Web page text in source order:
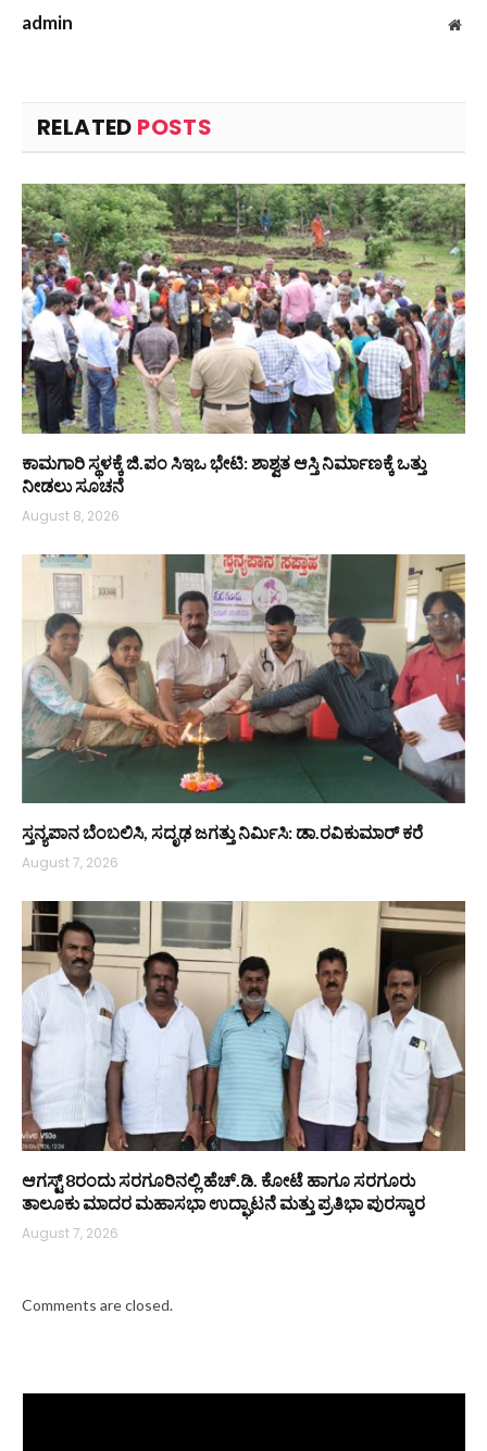
admin
RELATED POSTS
ಕಾಮಗಾರಿ ಸ್ಥಳಕ್ಕೆ ಜಿ.ಪಂ ಸಿಇಒ ಭೇಟಿ: ಶಾಶ್ವತ ಆಸ್ತಿ ನಿರ್ಮಾಣಕ್ಕೆ ಒತ್ತು
ನೀಡಲು ಸೂಚನೆ
August 8, 2026
ಸ್ತನ್ಯಪಾನ ಬೆಂಬಲಿಸಿ, ಸದೃಢ ಜಗತ್ತು ನಿರ್ಮಿಸಿ: ಡಾ.ರವಿಕುಮಾರ್ ಕರೆ
August 7, 2026
ಆಗಸ್ಟ್ 8ರಂದು ಸರಗೂರಿನಲ್ಲಿ ಹೆಚ್.ಡಿ. ಕೋಟೆ ಹಾಗೂ ಸರಗೂರು
ತಾಲೂಕು ಮಾದರ ಮಹಾಸಭಾ ಉದ್ಘಾಟನೆ ಮತ್ತು ಪ್ರತಿಭಾ ಪುರಸ್ಕಾರ
August 7, 2026
Comments are closed.